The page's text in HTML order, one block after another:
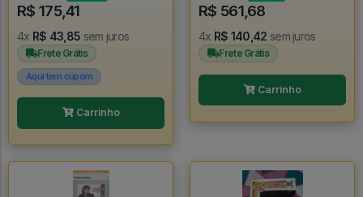
R$ 175,41
4x R$ 43,85 sem juros
Frete Grátis
Aqui tem cupom
Carrinho
R$ 561,68
4x R$ 140,42 sem juros
Frete Grátis
Carrinho